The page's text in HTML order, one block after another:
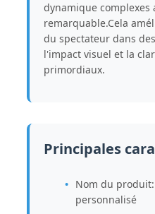
dynamique complexes
remarquable.Cela
du spectateur dans
l'impact visuel et la
primordiaux.
Principales
Nom du produit:
personnalisé